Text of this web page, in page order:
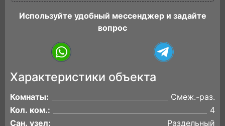
Используйте удобный мессенджер и задайте
вопрос
Характеристики объекта
Комнаты:
Смеж.-раз.
Кол. ком.:
4
Сан. узел:
Раздельный